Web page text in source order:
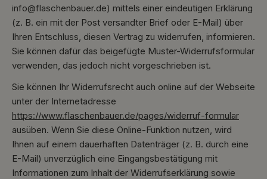
info@flaschenbauer.de) mittels einer eindeutigen Erklärung
(z. B. ein mit der Post versandter Brief oder E-Mail) über
Ihren Entschluss, diesen Vertrag zu widerrufen, informieren.
Sie können dafür das beigefügte Muster-Widerrufsformular
verwenden, das jedoch nicht vorgeschrieben ist.
Sie können Ihr Widerrufsrecht auch online auf der Webseite
unter der Internetadresse
https://www.flaschenbauer.de/pages/widerruf-formular
ausüben. Wenn Sie diese Online-Funktion nutzen, wird
Ihnen auf einem dauerhaften Datenträger (z. B. durch eine
E-Mail) unverzüglich eine Eingangsbestätigung mit
Informationen zum Inhalt der Widerrufserklärung sowie